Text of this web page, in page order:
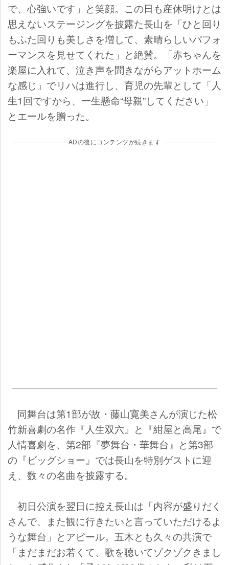
で、心強いです」と笑顔。この日も産休明けとは
思えないステージングを披露た長山を「ひと回り
もふた回りも美しさを増して、素晴らしいパフォ
ーマンスを見せてくれた」と絶賛。「赤ちゃんを
楽屋に入れて、泣き声を聞きながらアットホーム
な感じ」でリハは進行し、育児の先輩として「人
生1回ですから、一生懸命“母親”してください」
とエールを贈った。
ADの後にコンテンツが続きます
同舞台は第1部が故・藤山寛美さんが演じた松
竹新喜劇の名作『人生双六』と『紺屋と高尾』で
人情喜劇を、第2部『夢舞台・華舞台』と第3部
の『ビッグショー』では長山を特別ゲストに迎
え、数々の名曲を披露する。
初日公演を翌日に控え長山は「内容が盛りだく
さんで、また観に行きたいと言っていただけるよ
うな舞台」とアピール。五木とも久々の共演で
「まだまだお若くて、歌を聴いてゾクゾクきまし